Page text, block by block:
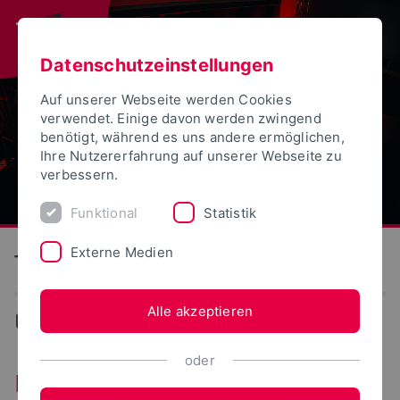
Technische Hochschule Ostwestfalen-Lippe
Mapping Diversity – Ausstellung &
Datenschutzeinstellungen
Auf unserer Webseite werden Cookies
verwendet. Einige davon werden zwingend
benötigt, während es uns andere ermöglichen,
Ihre Nutzererfahrung auf unserer Webseite zu
verbessern.
Funktional Statistik
Externe Medien
Alle akzeptieren
oder